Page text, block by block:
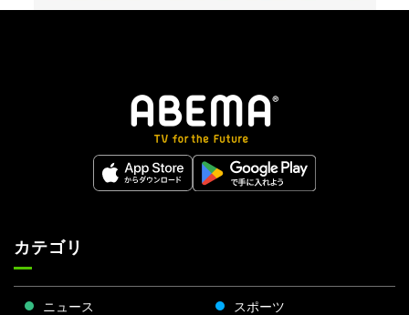
カテゴリ
ニュース スポーツ